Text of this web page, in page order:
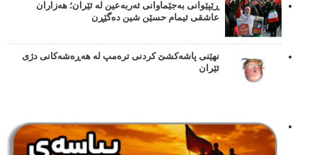
ڕێپێوانی بەجێماوانی ئەربەعین لە ئێران؛ هەزاران
عاشقی ئیمام حسێن شین دەگێڕن
نهێنی پاشەکشێ کردنی ترەمپ لە هەڕەشەکانی دژی
ئێران